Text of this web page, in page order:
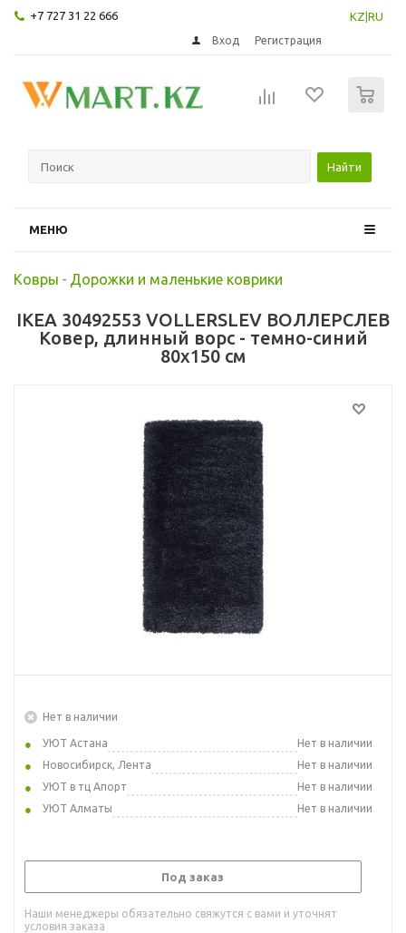
+7 727 31 22 666 KZ RU
Вход Регистрация
Найти
МЕНЮ
Ковры - Дорожки и маленькие коврики
IKEA 30492553 VOLLERSLEV ВОЛЛЕРСЛЕВ
Ковер, длинный ворс - темно-синий
80x150 см
Нет в наличии
УЮТ Астана
Нет в наличии
Новосибирск, Лента
Нет в наличии
УЮТ в тц Апорт
Нет в наличии
УЮТ Алматы
Нет в наличии
Под заказ
Наши менеджеры обязательно свяжутся с вами и уточнят
условия заказа